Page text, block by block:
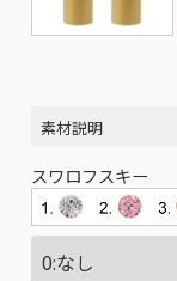
素材説明
スワロフスキー